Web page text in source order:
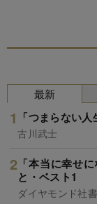
最新
「つまらない
古川武士
「本当に幸せ
と・ベスト1
ダイヤモンド社